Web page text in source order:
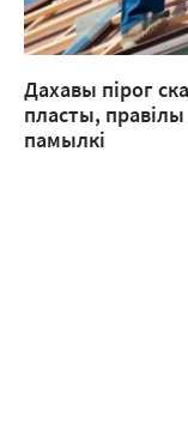
Дахавы пірог
пласты,
памылкі